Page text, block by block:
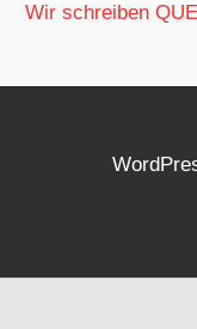
Wir schreiben